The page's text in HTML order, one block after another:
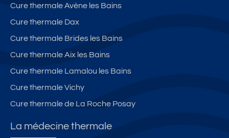
Cure thermale Avène les Bains
Cure thermale Dax
Cure thermale Brides les Bains
Cure thermale Aix les Bains
Cure thermale Lamalou les Bains
Cure thermale Vichy
Cure thermale de La Roche Posay
La médecine thermale